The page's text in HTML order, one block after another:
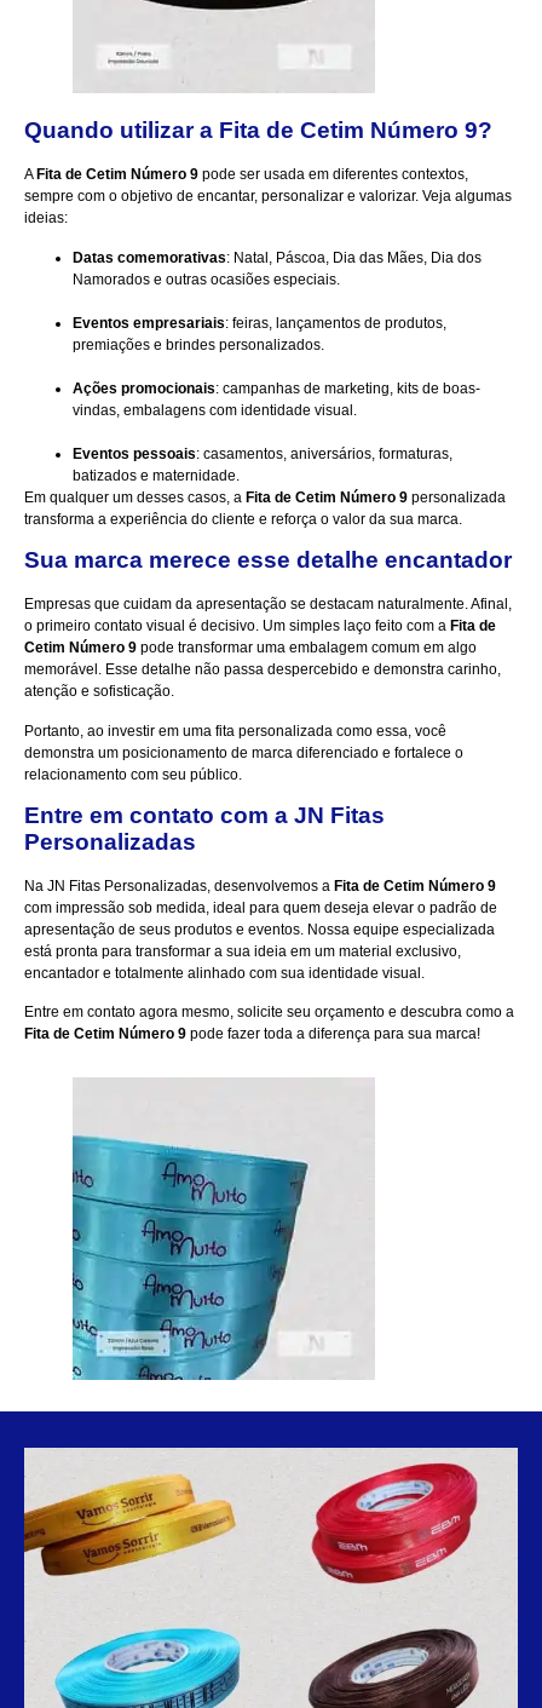
Quando utilizar a Fita de Cetim Número 9?
A Fita de Cetim Número 9 pode ser usada em diferentes contextos,
sempre com o objetivo de encantar, personalizar e valorizar. Veja algumas
ideias:
Datas comemorativas: Natal, Páscoa, Dia das Mães, Dia dos
Namorados e outras ocasiões especiais.
Eventos empresariais: feiras, lançamentos de produtos,
premiações e brindes personalizados.
Ações promocionais: campanhas de marketing, kits de boas-
vindas, embalagens com identidade visual.
Eventos pessoais: casamentos, aniversários, formaturas,
batizados e maternidade.
Em qualquer um desses casos, a Fita de Cetim Número 9 personalizada
transforma a experiência do cliente e reforça o valor da sua marca.
Sua marca merece esse detalhe encantador
Empresas que cuidam da apresentação se destacam naturalmente. Afinal,
o primeiro contato visual é decisivo. Um simples laço feito com a Fita de
Cetim Número 9 pode transformar uma embalagem comum em algo
memorável. Esse detalhe não passa despercebido e demonstra carinho,
atenção e sofisticação.
Portanto, ao investir em uma fita personalizada como essa, você
demonstra um posicionamento de marca diferenciado e fortalece o
relacionamento com seu público.
Entre em contato com a JN Fitas
Personalizadas
Na JN Fitas Personalizadas, desenvolvemos a Fita de Cetim Número 9
com impressão sob medida, ideal para quem deseja elevar o padrão de
apresentação de seus produtos e eventos. Nossa equipe especializada
está pronta para transformar a sua ideia em um material exclusivo,
encantador e totalmente alinhado com sua identidade visual.
Entre em contato agora mesmo, solicite seu orçamento e descubra como a
Fita de Cetim Número 9 pode fazer toda a diferença para sua marca!